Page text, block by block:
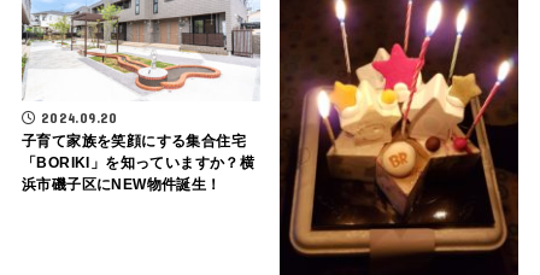
2024.09.20
子育て家族を笑顔にする集合住宅
「BORIKI」を知っていますか？横
浜市磯子区にNEW物件誕生！